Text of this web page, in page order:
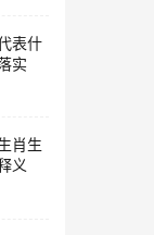
表什
实
肖生
义